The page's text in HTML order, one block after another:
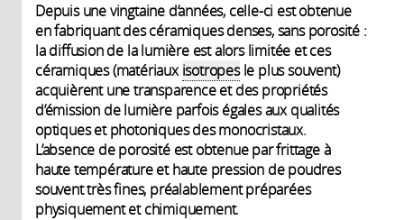
Depuis une vingtaine d’années, celle-ci est obtenue
en fabriquant des céramiques denses, sans porosité :
la diffusion de la lumière est alors limitée et ces
céramiques (matériauxisotropesle plus souvent)
acquièrent une transparence et des propriétés
d’émission de lumière parfois égales aux qualités
optiques et photoniques des monocristaux.
L’absence de porosité est obtenue par frittage à
haute température et haute pression de poudres
souvent très fines, préalablement préparées
physiquement et chimiquement.